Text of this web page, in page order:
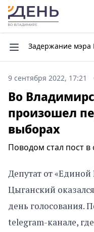
Задержание мэра
9 сентября 2022, 17:21
Во
произошел
выборах
Поводом стал пост в
Депутат от
Цыганский
день голосования.
telegram-канале,